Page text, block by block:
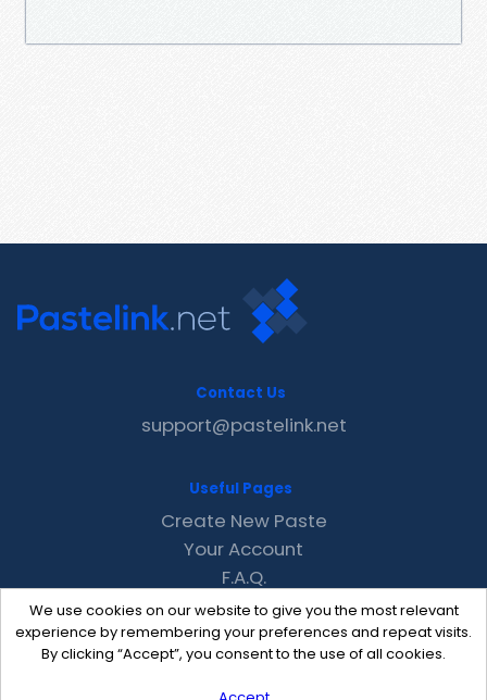
We use cookies on our website to give you the most relevant
experience by remembering your preferences and repeat visits.
By clicking “Accept”, you consent to the use of all cookies.
Contact Us
support@pastelink.net
Useful Pages
Create New Paste
Your Account
F.A.Q.
Recent
Contact